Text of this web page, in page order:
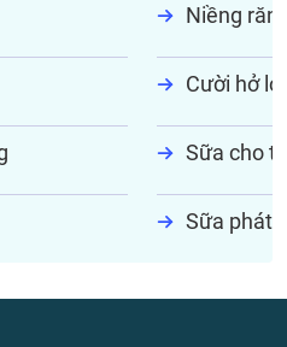
Niềng
Cười hở lợi
Sữa cho
Sữa phát